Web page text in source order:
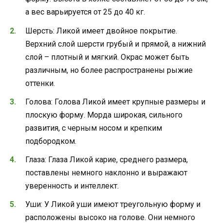
а вес варьируется от 25 до 40 кг.
Шерсть: Ликой имеет двойное покрытие.
Верхний слой шерсти грубый и прямой, а нижний
слой – плотный и мягкий. Окрас может быть
различным, но более распространены рыжие
оттенки.
Голова: Голова Ликой имеет крупные размеры и
плоскую форму. Морда широкая, сильного
развития, с черным носом и крепким
подбородком.
Глаза: Глаза Ликой карие, среднего размера,
поставлены немного наклонно и выражают
уверенность и интеллект.
Уши: У Ликой уши имеют треугольную форму и
расположены высоко на голове. Они немного